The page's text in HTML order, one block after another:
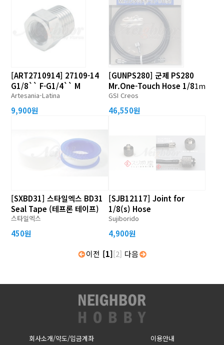
[ART2710914] 27109-14
G1/8`` F-G1/4`` M
Artesania-Latina
9,900원
[GUNPS280] 군제 PS280
Mr.One-Touch Hose 1/81m
GSI Creos
46,550원
[SXBD31] 스타일엑스 BD31
Seal Tape (테프론 테이프)
스타일엑스
450원
[SJB12117] Joint for
1/8(s) Hose
Sujiborido
4,900원
이전 [1][2] 다음
회사소개/약도/입금계좌
이용안내